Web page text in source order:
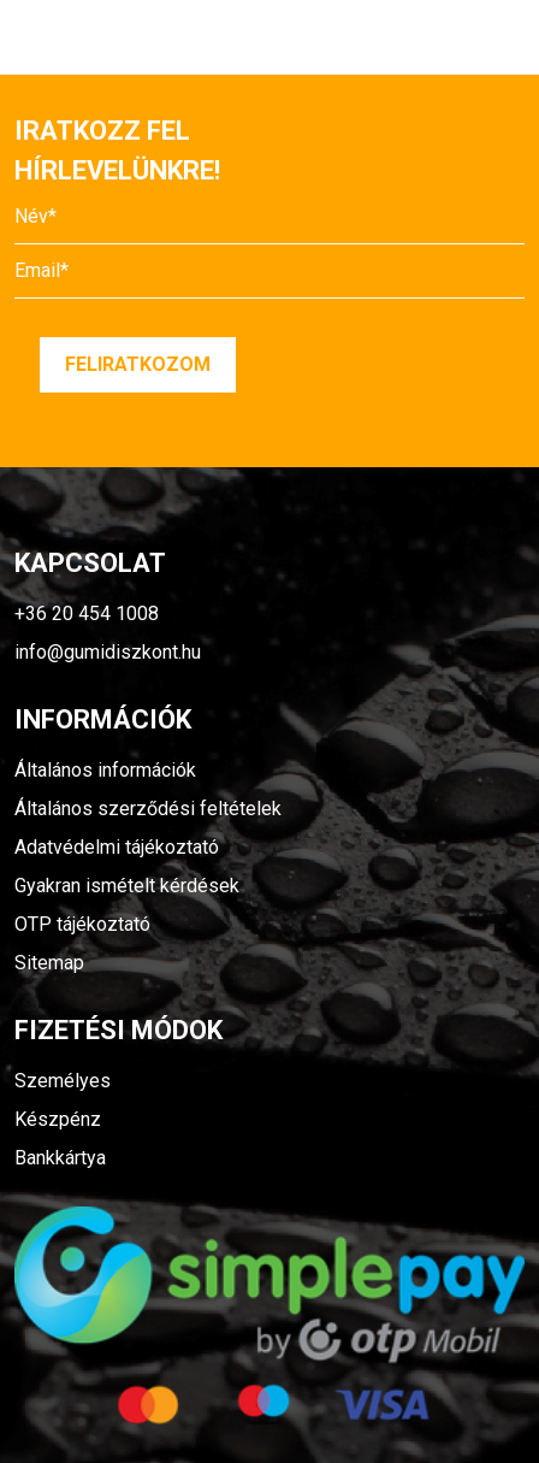
IRATKOZZ FEL
HÍRLEVELÜNKRE!
KAPCSOLAT
+36 20 454 1008
info@gumidiszkont.hu
INFORMÁCIÓK
Általános információk
Általános szerződési feltételek
Adatvédelmi tájékoztató
Gyakran ismételt kérdések
OTP tájékoztató
Sitemap
FIZETÉSI MÓDOK
Személyes
Készpénz
Bankkártya